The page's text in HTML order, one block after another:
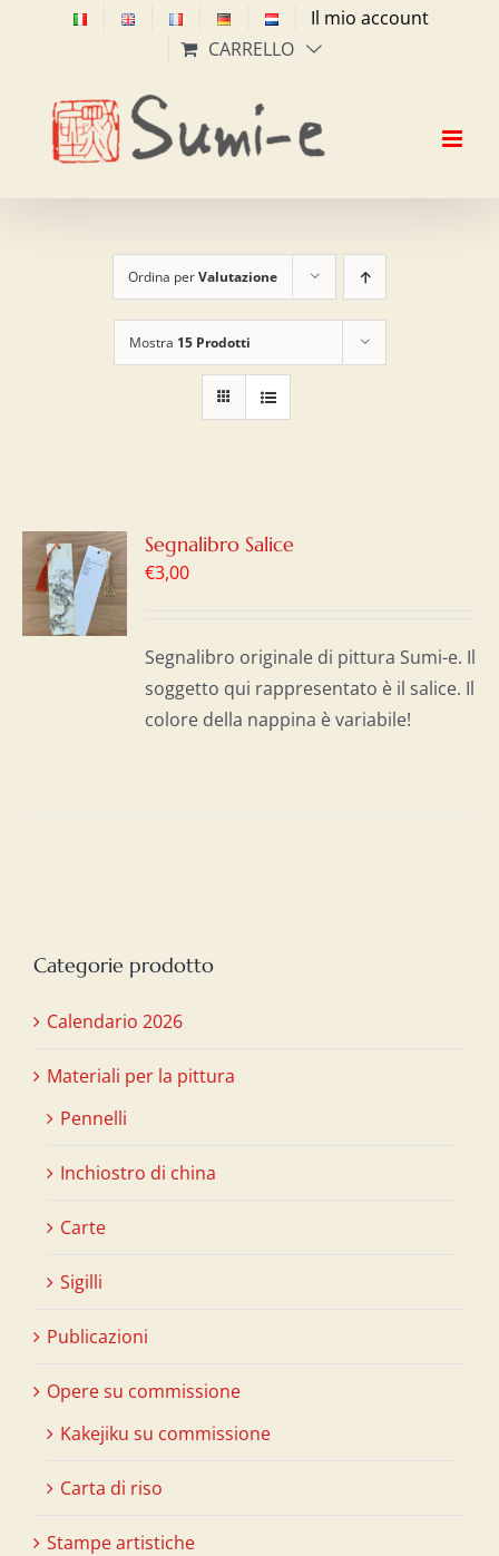
Il mio account
CARRELLO
Ordina perValutazione
Mostra 15 Prodotti
Segnalibro Salice
€3,00
Segnalibro originale di pittura Sumi-e. Il
soggetto qui rappresentato è il salice. Il
colore della nappina è variabile!
Categorie prodotto
Calendario 2026
Materiali per la pittura
Pennelli
Inchiostro di china
Carte
Sigilli
Publicazioni
Opere su commissione
Kakejiku su commissione
Carta di riso
Stampe artistiche